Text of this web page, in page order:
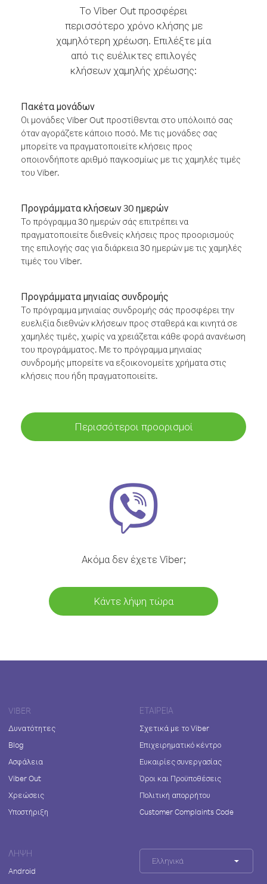
Το Viber Out προσφέρει
περισσότερο χρόνο κλήσης με
χαμηλότερη χρέωση. Επιλέξτε μία
από τις ευέλικτες επιλογές
κλήσεων χαμηλής χρέωσης:
Πακέτα μονάδων
Οι μονάδες Viber Out προστίθενται στο υπόλοιπό σας
όταν αγοράζετε κάποιο ποσό. Με τις μονάδες σας
μπορείτε να πραγματοποιείτε κλήσεις προς
οποιονδήποτε αριθμό παγκοσμίως με τις χαμηλές τιμές
του Viber.
Προγράμματα κλήσεων 30 ημερών
Το πρόγραμμα 30 ημερών σάς επιτρέπει να
πραγματοποιείτε διεθνείς κλήσεις προς προορισμούς
της επιλογής σας για διάρκεια 30 ημερών με τις χαμηλές
τιμές του Viber.
Προγράμματα μηνιαίας συνδρομής
Το πρόγραμμα μηνιαίας συνδρομής σάς προσφέρει την
ευελιξία διεθνών κλήσεων προς σταθερά και κινητά σε
χαμηλές τιμές, χωρίς να χρειάζεται κάθε φορά ανανέωση
του προγράμματος. Με το πρόγραμμα μηνιαίας
συνδρομής μπορείτε να εξοικονομείτε χρήματα στις
κλήσεις που ήδη πραγματοποιείτε.
Περισσότεροι προορισμοί
Ακόμα δεν έχετε Viber;
Κάντε λήψη τώρα
VIBER
Δυνατότητες
Blog
Ασφάλεια
Viber Out
Χρεώσεις
Υποστήριξη
ΕΤΑΙΡΕΊΑ
Σχετικά με το Viber
Επιχειρηματικό κέντρο
Ευκαιρίες συνεργασίας
Όροι και Προϋποθέσεις
Πολιτική απορρήτου
Customer Complaints Code
ΛΉΨΗ
Android
Ελληνικά